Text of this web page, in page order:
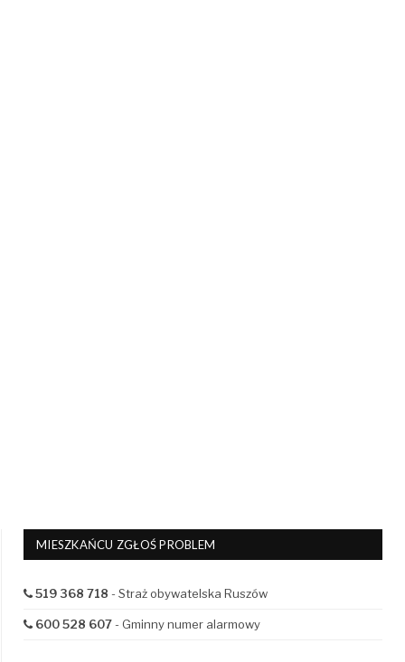
MIESZKAŃCU ZGŁOŚ PROBLEM
519 368 718 - Straż obywatelska Ruszów
600 528 607- Gminny numer alarmowy